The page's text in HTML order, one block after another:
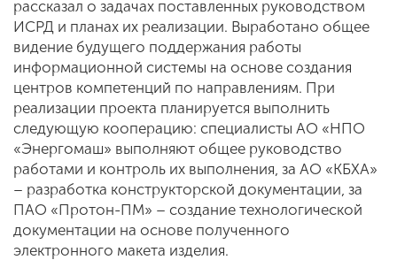
рассказал о задачах поставленных руководством
ИСРД и планах их реализации. Выработано общее
видение будущего поддержания работы
информационной системы на основе создания
центров компетенций по направлениям. При
реализации проекта планируется выполнить
следующую кооперацию: специалисты АО «НПО
«Энергомаш» выполняют общее руководство
работами и контроль их выполнения, за АО «КБХА»
– разработка конструкторской документации, за
ПАО «Протон-ПМ» – создание технологической
документации на основе полученного
электронного макета изделия.